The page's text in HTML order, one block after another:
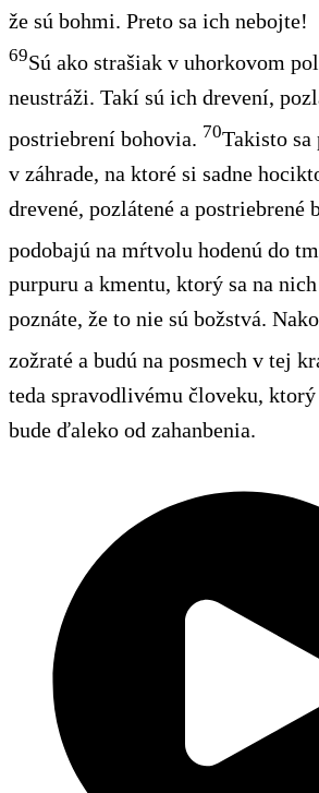
že sú bohmi. Preto sa ich nebojte!
69Sú ako strašiak v uhorkovom
neustráži. Takí sú ich drevení,
postriebrení bohovia. 70Takisto sa
v záhrade, na ktoré si sadne
drevené, pozlátené a postriebrené
podobajú na mŕtvolu hodenú do
purpuru a kmentu, ktorý sa na
poznáte, že to nie sú božstvá.
zožraté a budú na posmech v tej
teda spravodlivému človeku,
bude ďaleko od zahanbenia.